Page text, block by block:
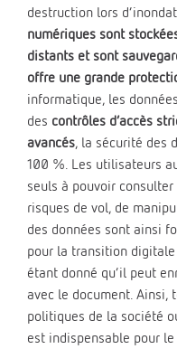
destruction lors
numériques sont
distants et sont
offre une grande
informatique, les
des contrôles d’accès
avancés, la sécurité des
100 %. Les utilisateurs
seuls à pouvoir
risques de vol, de
des données sont ainsi
pour la transition
étant donné qu’il peut
avec le document. Ainsi,
politiques de la société
est indispensable pour